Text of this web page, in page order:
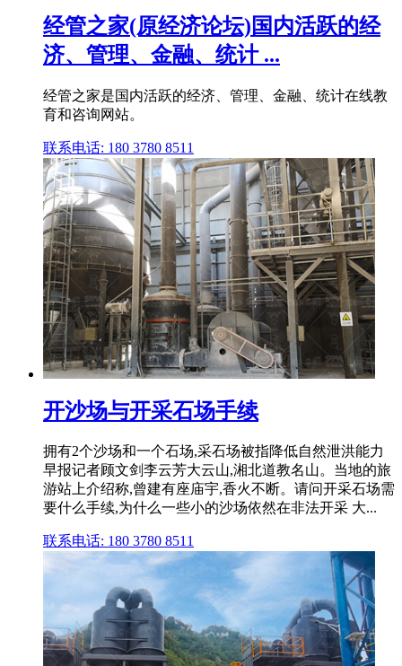
经管之家(原经济论坛)国内活跃的经
济、管理、金融、统计 ...
经管之家是国内活跃的经济、管理、金融、统计在线教
育和咨询网站。
联系电话: 180 3780 8511
开沙场与开采石场手续
拥有2个沙场和一个石场,采石场被指降低自然泄洪能力
早报记者顾文剑李云芳大云山,湘北道教名山。当地的旅
游站上介绍称,曾建有座庙宇,香火不断。请问开采石场需
要什么手续,为什么一些小的沙场依然在非法开采 大...
联系电话: 180 3780 8511